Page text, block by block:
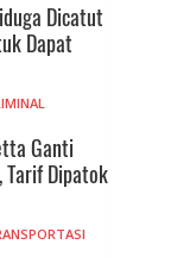
Dicatut
Dapat
Ganti
Tarif Dipatok